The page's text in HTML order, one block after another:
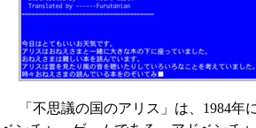
「不思議の国のアリス」は、1984